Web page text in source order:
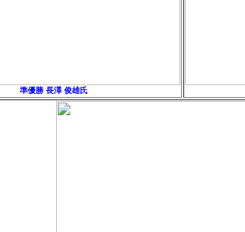
準優勝 長澤 俊雄氏